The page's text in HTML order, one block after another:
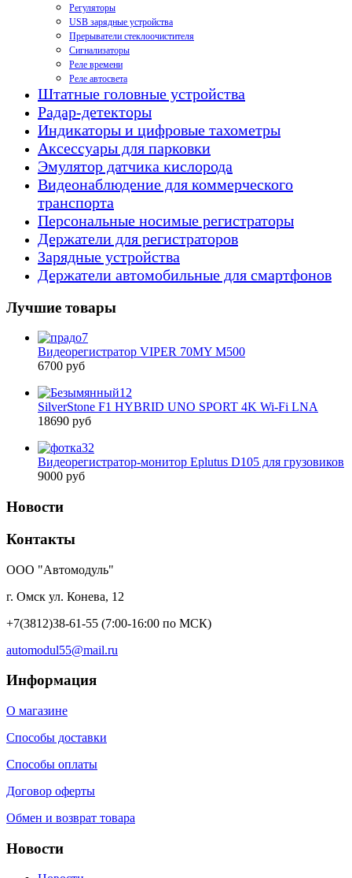
Регуляторы
USB зарядные устройства
Прерыватели стеклоочистителя
Сигнализаторы
Реле времени
Реле автосвета
Штатные головные устройства
Радар-детекторы
Индикаторы и цифровые тахометры
Аксессуары для парковки
Эмулятор датчика кислорода
Видеонаблюдение для коммерческого
транспорта
Персональные носимые регистраторы
Держатели для регистраторов
Зарядные устройства
Держатели автомобильные для смартфонов
Лучшие товары
Видеорегистратор VIPER 70MY M500
6700 руб
SilverStone F1 HYBRID UNO SPORT 4K Wi-Fi LNA
18690 руб
Видеорегистратор-монитор Eplutus D105 для грузовиков
9000 руб
Новости
Контакты
ООО "Автомодуль"
г. Омск ул. Конева, 12
+7(3812)38-61-55 (7:00-16:00 по МСК)
automodul55@mail.ru
Информация
О магазине
Способы доставки
Способы оплаты
Договор оферты
Обмен и возврат товара
Новости